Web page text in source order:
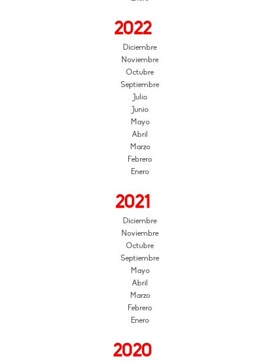
2022
Diciembre
Noviembre
Octubre
Septiembre
Julio
Junio
Mayo
Abril
Marzo
Febrero
Enero
2021
Diciembre
Noviembre
Octubre
Septiembre
Mayo
Abril
Marzo
Febrero
Enero
2020